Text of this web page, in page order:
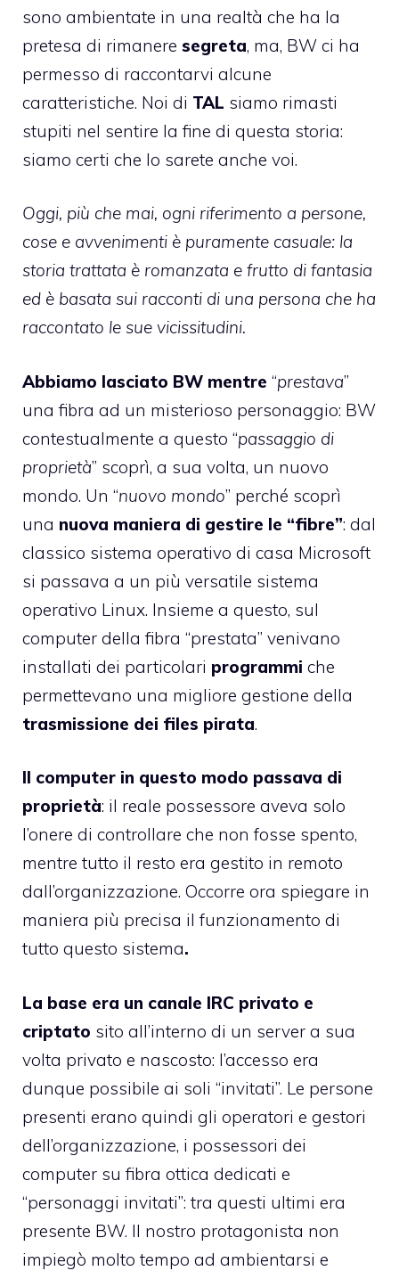
sono ambientate in una realtà che ha la
pretesa di rimanere segreta, ma, BW ci ha
permesso di raccontarvi alcune
caratteristiche. Noi di TAL siamo rimasti
stupiti nel sentire la fine di questa storia:
siamo certi che lo sarete anche voi.
Oggi, più che mai, ogni riferimento a persone,
cose e avvenimenti è puramente casuale: la
storia trattata è romanzata e frutto di fantasia
ed è basata sui racconti di una persona che ha
raccontato le sue vicissitudini.
Abbiamo lasciato BW mentre “prestava”
una fibra ad un misterioso personaggio: BW
contestualmente a questo “passaggio di
proprietà” scoprì, a sua volta, un nuovo
mondo. Un “nuovo mondo” perché scoprì
una nuova maniera di gestire le “fibre”: dal
classico sistema operativo di casa Microsoft
si passava a un più versatile sistema
operativo Linux. Insieme a questo, sul
computer della fibra “prestata” venivano
installati dei particolari programmi che
permettevano una migliore gestione della
trasmissione dei files pirata.
Il computer in questo modo passava di
proprietà: il reale possessore aveva solo
l’onere di controllare che non fosse spento,
mentre tutto il resto era gestito in remoto
dall’organizzazione. Occorre ora spiegare in
maniera più precisa il funzionamento di
tutto questo sistema.
La base era un canale IRC privato e
criptato sito all’interno di un server a sua
volta privato e nascosto: l’accesso era
dunque possibile ai soli “invitati”. Le persone
presenti erano quindi gli operatori e gestori
dell’organizzazione, i possessori dei
computer su fibra ottica dedicati e
“personaggi invitati”: tra questi ultimi era
presente BW. Il nostro protagonista non
impiegò molto tempo ad ambientarsi e